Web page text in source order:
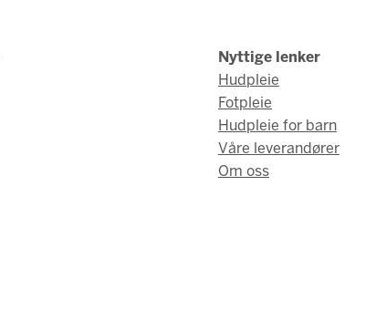
Nyttige lenker
Hudpleie
Fotpleie
Hudpleie for barn
Våre leverandører
Om oss